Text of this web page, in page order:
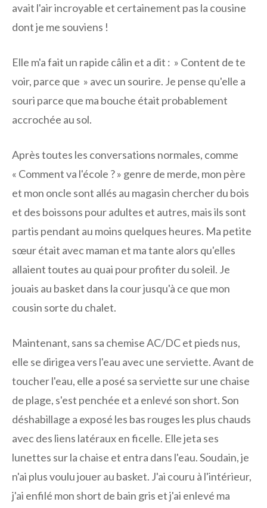
avait l'air incroyable et certainement pas la cousine
dont je me souviens !
Elle m'a fait un rapide câlin et a dit : » Content de te
voir, parce que » avec un sourire. Je pense qu'elle a
souri parce que ma bouche était probablement
accrochée au sol.
Après toutes les conversations normales, comme
« Comment va l'école ? » genre de merde, mon père
et mon oncle sont allés au magasin chercher du bois
et des boissons pour adultes et autres, mais ils sont
partis pendant au moins quelques heures. Ma petite
sœur était avec maman et ma tante alors qu'elles
allaient toutes au quai pour profiter du soleil. Je
jouais au basket dans la cour jusqu'à ce que mon
cousin sorte du chalet.
Maintenant, sans sa chemise AC/DC et pieds nus,
elle se dirigea vers l'eau avec une serviette. Avant de
toucher l'eau, elle a posé sa serviette sur une chaise
de plage, s'est penchée et a enlevé son short. Son
déshabillage a exposé les bas rouges les plus chauds
avec des liens latéraux en ficelle. Elle jeta ses
lunettes sur la chaise et entra dans l'eau. Soudain, je
n'ai plus voulu jouer au basket. J'ai couru à l'intérieur,
j'ai enfilé mon short de bain gris et j'ai enlevé ma